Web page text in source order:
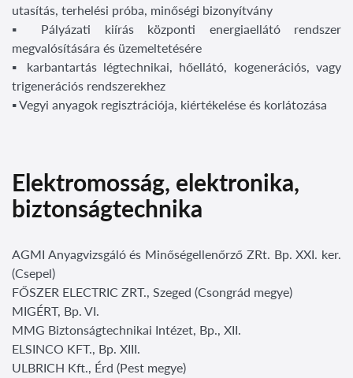
utasítás, terhelési próba, minőségi bizonyítvány
▪ Pályázati kiírás központi energiaellátó rendszer
megvalósítására és üzemeltetésére
▪ karbantartás légtechnikai, hőellátó, kogenerációs, vagy
trigenerációs rendszerekhez
▪ Vegyi anyagok regisztrációja, kiértékelése és korlátozása
Elektromosság, elektronika,
biztonságtechnika
AGMI Anyagvizsgáló és Minőségellenőrző ZRt. Bp. XXI. ker.
(Csepel)
FŐSZER ELECTRIC ZRT., Szeged (Csongrád megye)
MIGÉRT, Bp. VI.
MMG Biztonságtechnikai Intézet, Bp., XII.
ELSINCO KFT., Bp. XIII.
ULBRICH Kft., Érd (Pest megye)